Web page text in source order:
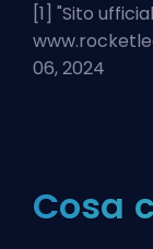
[1] "Sito
06, 2024
Cosa